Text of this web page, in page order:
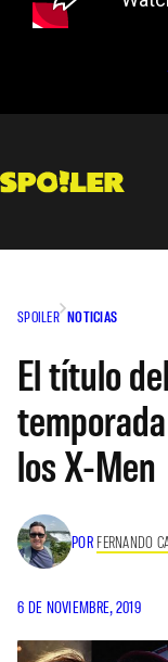
SPOILER NOTICIAS
El título
los X-Men
POR FERNANDO
6 DE NOVIEMBRE, 2019